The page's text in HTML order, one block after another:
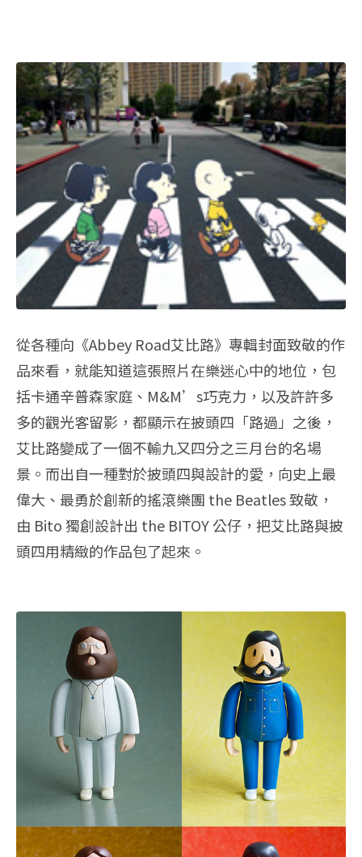
從各種向《Abbey Road艾比路》專輯封面致敬的作
品來看，就能知道這張照片在樂迷心中的地位，包
括卡通辛普森家庭、M&M’s巧克力，以及許許多
多的觀光客留影，都顯示在披頭四「路過」之後，
艾比路變成了一個不輸九又四分之三月台的名場
景。而出自一種對於披頭四與設計的愛，向史上最
偉大、最勇於創新的搖滾樂團 the Beatles 致敬，
由 Bito 獨創設計出 the BITOY 公仔，把艾比路與披
頭四用精緻的作品包了起來。